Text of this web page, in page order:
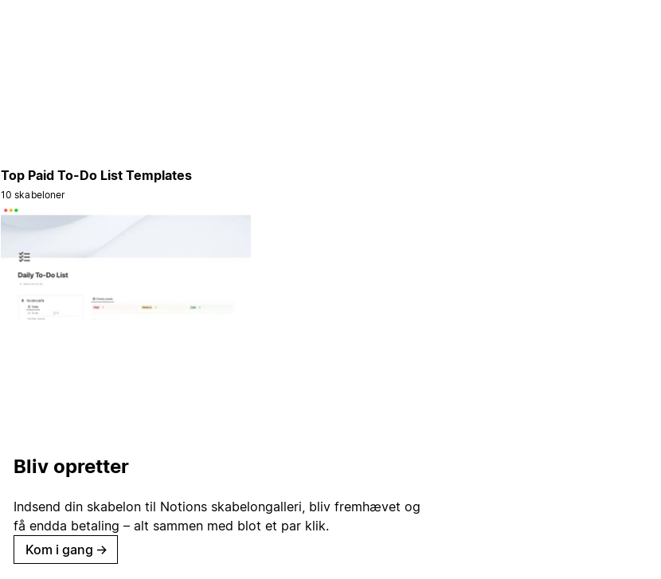
Top Paid To-Do List Templates
10 skabeloner
Bliv opretter
Indsend din skabelon til Notions skabelongalleri, bliv fremhævet og
få endda betaling – alt sammen med blot et par klik.
Kom i gang →